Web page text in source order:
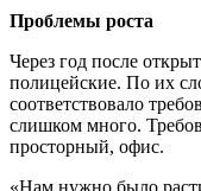
Проблемы роста
Через год после
полицейские. По их
соответствовало
слишком много.
просторный, офис.
«Нам нужно было